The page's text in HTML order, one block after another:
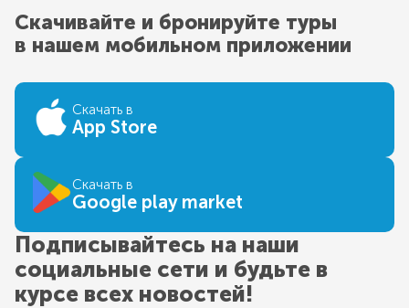
Скачивайте и бронируйте туры
в нашем мобильном приложении
Скачать в
App Store
Скачать в
Google play market
Подписывайтесь на наши
социальные сети и будьте в
курсе всех новостей!